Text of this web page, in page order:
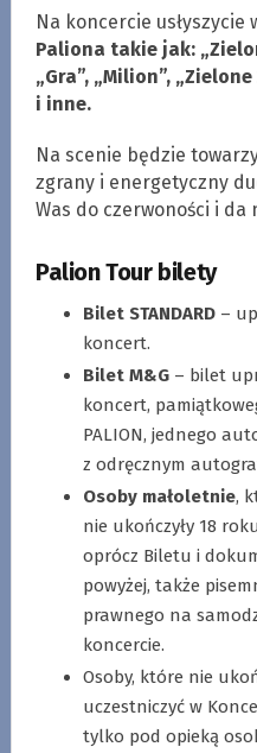
Na koncercie usłyszycie
Paliona takie jak:
„Gra”, „Milion”, „Zielone
i inne.
Na scenie będzie
zgrany i energetyczny
Was do czerwoności i
Palion Tour bilety
Bilet STANDARD–
koncert.
Bilet M&G– bilet
koncert,
PALION, jednego
z odręcznym
Osoby małoletnie,
nie ukończyły 18
oprócz Biletu i
powyżej, także
prawnego na
koncercie.
Osoby, które nie
uczestniczyć w
tylko pod opieką